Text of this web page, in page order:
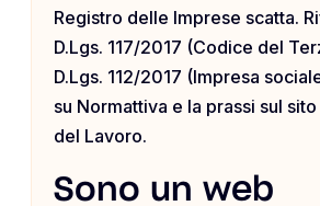
Registro delle Imprese scatta.
D.Lgs. 117/2017 (Codice del
D.Lgs. 112/2017 (Impresa
su Normattiva e la prassi sul
del Lavoro.
Sono un web